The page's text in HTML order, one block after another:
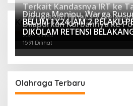
Kriminalitas
Terkait Kandasnya IRT ke
Penjelasan Pihat PT
2234 Dilihat
Diduga Menipu, Warga
Dilaporkan Korbannya ke
2024 Dilihat
BELUM 1X24 JAM 2 PELAKU
DIKOLAM RETENSI
PALEMBANG TELAH
POLSEK SU 1 PALEMBANG.
1591 Dilihat
Olahraga Terbaru